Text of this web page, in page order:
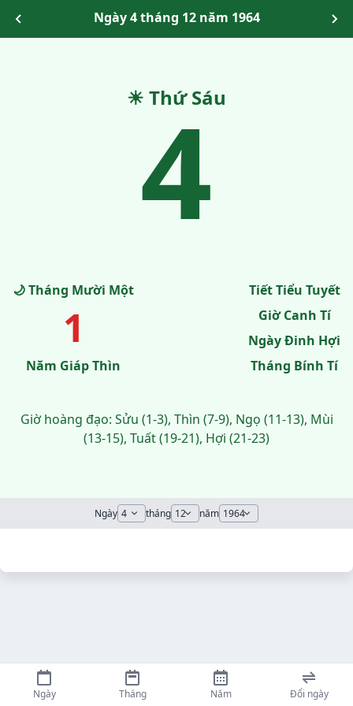
Ngày 4 tháng 12 năm 1964
☀ Thứ Sáu
4
🌙 Tháng Mười Một
1
Năm Giáp Thìn
Tiết Tiểu Tuyết
Giờ Canh Tí
Ngày Đinh Hợi
Tháng Bính Tí
Giờ hoàng đạo: Sửu (1-3), Thìn (7-9), Ngọ (11-13), Mùi
(13-15), Tuất (19-21), Hợi (21-23)
Ngày tháng năm
Ngày Tháng Năm Đổi ngày